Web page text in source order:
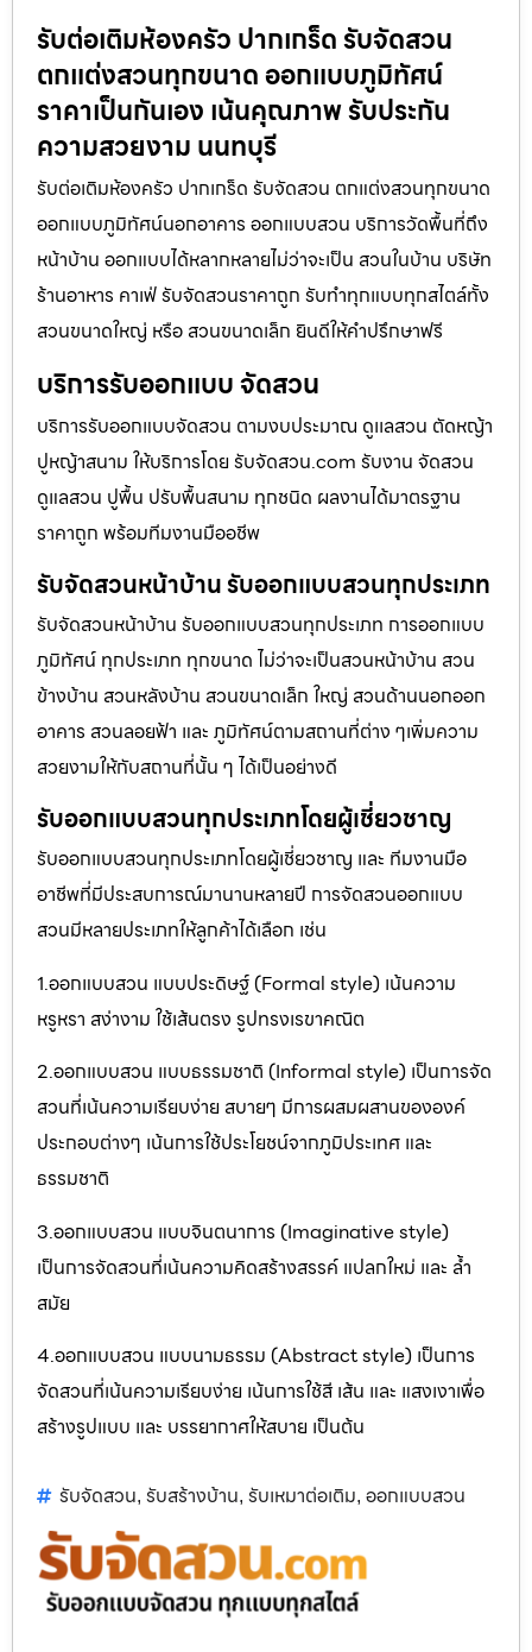
รับต่อเติมห้องครัว ปากเกร็ด รับจัดสวน
ตกแต่งสวนทุกขนาด ออกแบบภูมิทัศน์
ราคาเป็นกันเอง เน้นคุณภาพ รับประกัน
ความสวยงาม นนทบุรี
รับต่อเติมห้องครัว ปากเกร็ด รับจัดสวน ตกแต่งสวนทุกขนาด
ออกแบบภูมิทัศน์นอกอาคาร ออกแบบสวน บริการวัดพื้นที่ถึง
หน้าบ้าน ออกแบบได้หลากหลายไม่ว่าจะเป็น สวนในบ้าน บริษัท
ร้านอาหาร คาเฟ่ รับจัดสวนราคาถูก รับทำทุกแบบทุกสไตล์ทั้ง
สวนขนาดใหญ่ หรือ สวนขนาดเล็ก ยินดีให้คำปรึกษาฟรี
บริการรับออกแบบ จัดสวน
บริการรับออกแบบจัดสวน ตามงบประมาณ ดูเเลสวน ตัดหญ้า
ปูหญ้าสนาม ให้บริการโดย รับจัดสวน.com รับงาน จัดสวน
ดูแลสวน ปูพื้น ปรับพื้นสนาม ทุกชนิด ผลงานได้มาตรฐาน
ราคาถูก พร้อมทีมงานมืออชีพ
รับจัดสวนหน้าบ้าน รับออกแบบสวนทุกประเภท
รับจัดสวนหน้าบ้าน รับออกแบบสวนทุกประเภท การออกแบบ
ภูมิทัศน์ ทุกประเภท ทุกขนาด ไม่ว่าจะเป็นสวนหน้าบ้าน สวน
ข้างบ้าน สวนหลังบ้าน สวนขนาดเล็ก ใหญ่ สวนด้านนอกออก
อาคาร สวนลอยฟ้า และ ภูมิทัศน์ตามสถานที่ต่าง ๆเพิ่มความ
สวยงามให้กับสถานที่นั้น ๆ ได้เป็นอย่างดี
รับออกแบบสวนทุกประเภทโดยผู้เชี่ยวชาญ
รับออกแบบสวนทุกประเภทโดยผู้เชี่ยวชาญ และ ทีมงานมือ
อาชีพที่มีประสบการณ์มานานหลายปี การจัดสวนออกแบบ
สวนมีหลายประเภทให้ลูกค้าได้เลือก เช่น
1.ออกแบบสวน แบบประดิษฐ์ (Formal style) เน้นความ
หรูหรา สง่างาม ใช้เส้นตรง รูปทรงเรขาคณิต
2.ออกแบบสวน แบบธรรมชาติ (Informal style) เป็นการจัด
สวนที่เน้นความเรียบง่าย สบายๆ มีการผสมผสานขององค์
ประกอบต่างๆ เน้นการใช้ประโยชน์จากภูมิประเทศ และ
ธรรมชาติ
3.ออกแบบสวน แบบจินตนาการ (Imaginative style)
เป็นการจัดสวนที่เน้นความคิดสร้างสรรค์ แปลกใหม่ และ ล้ำ
สมัย
4.ออกแบบสวน แบบนามธรรม (Abstract style) เป็นการ
จัดสวนที่เน้นความเรียบง่าย เน้นการใช้สี เส้น และ แสงเงาเพื่อ
สร้างรูปแบบ และ บรรยากาศให้สบาย เป็นต้น
รับจัดสวน, รับสร้างบ้าน, รับเหมาต่อเติม, ออกแบบสวน